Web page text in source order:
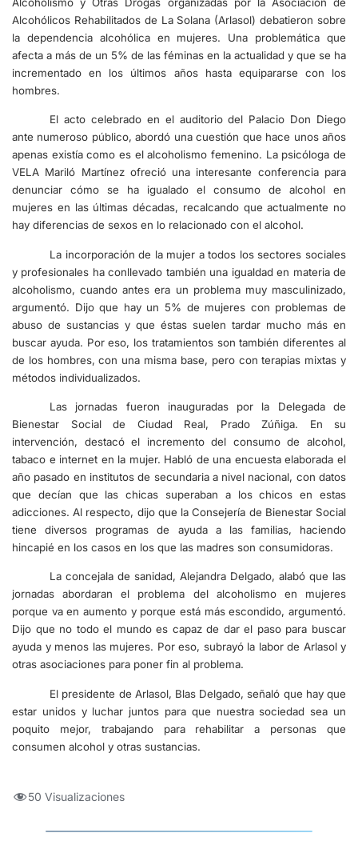
Alcohólicos Rehabilitados de La Solana (Arlasol) debatieron sobre
la dependencia alcohólica en mujeres. Una problemática que
afecta a más de un 5% de las féminas en la actualidad y que se ha
incrementado en los últimos años hasta equipararse con los
hombres.
El acto celebrado en el auditorio del Palacio Don Diego
ante numeroso público, abordó una cuestión que hace unos años
apenas existía como es el alcoholismo femenino. La psicóloga de
VELA Mariló Martínez ofreció una interesante conferencia para
denunciar cómo se ha igualado el consumo de alcohol en
mujeres en las últimas décadas, recalcando que actualmente no
hay diferencias de sexos en lo relacionado con el alcohol.
La incorporación de la mujer a todos los sectores sociales
y profesionales ha conllevado también una igualdad en materia de
alcoholismo, cuando antes era un problema muy masculinizado,
argumentó. Dijo que hay un 5% de mujeres con problemas de
abuso de sustancias y que éstas suelen tardar mucho más en
buscar ayuda. Por eso, los tratamientos son también diferentes al
de los hombres, con una misma base, pero con terapias mixtas y
métodos individualizados.
Las jornadas fueron inauguradas por la Delegada de
Bienestar Social de Ciudad Real, Prado Zúñiga. En su
intervención, destacó el incremento del consumo de alcohol,
tabaco e internet en la mujer. Habló de una encuesta elaborada el
año pasado en institutos de secundaria a nivel nacional, con datos
que decían que las chicas superaban a los chicos en estas
adicciones. Al respecto, dijo que la Consejería de Bienestar Social
tiene diversos programas de ayuda a las familias, haciendo
hincapié en los casos en los que las madres son consumidoras.
La concejala de sanidad, Alejandra Delgado, alabó que las
jornadas abordaran el problema del alcoholismo en mujeres
porque va en aumento y porque está más escondido, argumentó.
Dijo que no todo el mundo es capaz de dar el paso para buscar
ayuda y menos las mujeres. Por eso, subrayó la labor de Arlasol y
otras asociaciones para poner fin al problema.
El presidente de Arlasol, Blas Delgado, señaló que hay que
estar unidos y luchar juntos para que nuestra sociedad sea un
poquito mejor, trabajando para rehabilitar a personas que
consumen alcohol y otras sustancias.
50 Visualizaciones